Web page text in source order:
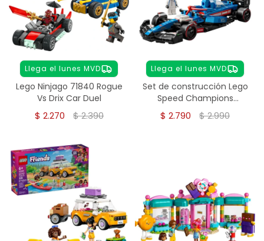
Llega el lunes MVD
Lego Ninjago 71840 Rogue
Vs Drix Car Duel
$ 2.270 $2.390
Llega el lunes MVD
Set de construcción Lego
Speed Champions
6527002 248 piezas
$ 2.790 $2.990